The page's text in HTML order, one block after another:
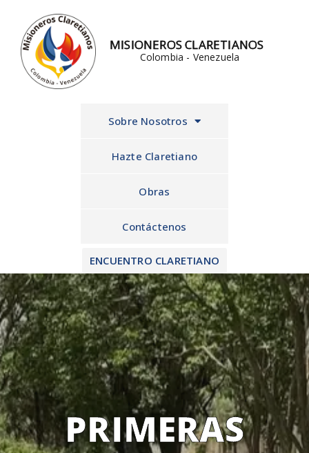
contenido
MISIONEROS CLARETIANOS
Colombia - Venezuela
Sobre Nosotros
Hazte Claretiano
Obras
Contáctenos
ENCUENTRO CLARETIANO
PRIMERAS